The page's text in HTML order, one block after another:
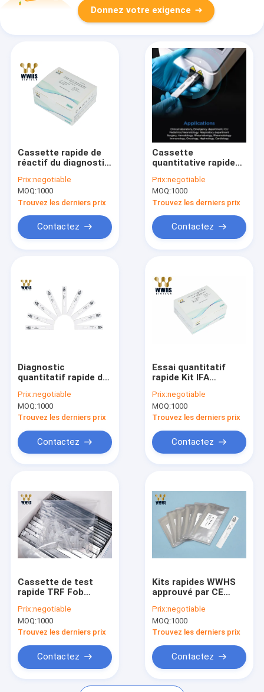
Des produits
Au sujet de nous
Visite d'usine
Demandez une citation
News
Donnez votre exigence
Cassette rapide de
réactif du diagnostic
Colloidal Gold POCT
d'essai de Cys-C IVD
Prix:negotiable
MOQ:1000
Trouvez les derniers prix
Contactez
Cassette
quantitative rapide
diagnostic WWHS de
Kit IFA Colloidal Gold
POCT d'essai de D-
dimère de D2D IVD
Prix:negotiable
MOQ:1000
Trouvez les derniers prix
Contactez
Diagnostic
quantitatif rapide de
l'approbation IVD de
la CE de Kit IFA
Colloidal Gold d'essai
Prix:negotiable
MOQ:1000
Trouvez les derniers prix
Contactez
Essai quantitatif
rapide Kit IFA
WWHS diagnostique
de la PAGE II
Prix:negotiable
MOQ:1000
Trouvez les derniers prix
Contactez
Cassette de test
rapide TRF Fob
fluorescent POCT
Prix:negotiable
MOQ:1000
Trouvez les derniers prix
Contactez
Kits rapides WWHS
approuvé par CE
Diagnostic de l'essai
ST2
Prix:negotiable
MOQ:1000
Trouvez les derniers prix
Contactez